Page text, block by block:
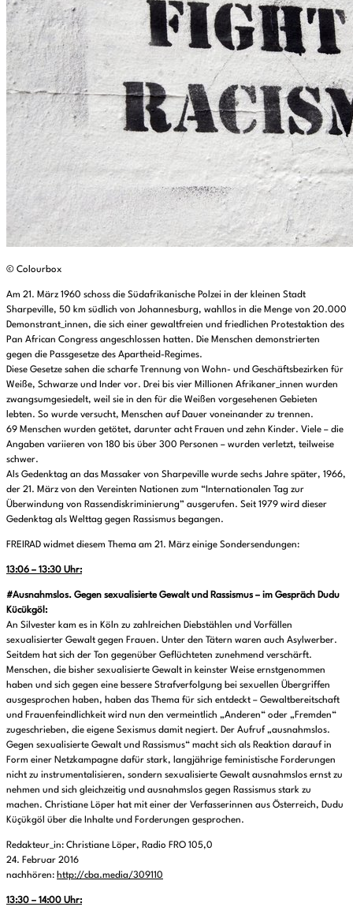
© Colourbox
Am 21. März 1960 schoss die Südafrikanische Polzei in der kleinen Stadt
Sharpeville, 50 km südlich von Johannesburg, wahllos in die Menge von 20.000
Demonstrant_innen, die sich einer gewaltfreien und friedlichen Protestaktion des
Pan African Congress angeschlossen hatten. Die Menschen demonstrierten
gegen die Passgesetze des Apartheid-Regimes.
Diese Gesetze sahen die scharfe Trennung von Wohn- und Geschäftsbezirken für
Weiße, Schwarze und Inder vor. Drei bis vier Millionen Afrikaner_innen wurden
zwangsumgesiedelt, weil sie in den für die Weißen vorgesehenen Gebieten
lebten. So wurde versucht, Menschen auf Dauer voneinander zu trennen.
69 Menschen wurden getötet, darunter acht Frauen und zehn Kinder. Viele – die
Angaben variieren von 180 bis über 300 Personen – wurden verletzt, teilweise
schwer.
Als Gedenktag an das Massaker von Sharpeville wurde sechs Jahre später, 1966,
der 21. März von den Vereinten Nationen zum “Internationalen Tag zur
Überwindung von Rassendiskriminierung” ausgerufen. Seit 1979 wird dieser
Gedenktag als Welttag gegen Rassismus begangen.
FREIRAD widmet diesem Thema am 21. März einige Sondersendungen:
13:06 – 13:30 Uhr:
#Ausnahmslos. Gegen sexualisierte Gewalt und Rassismus – im Gespräch Dudu
Kücükgöl:
An Silvester kam es in Köln zu zahlreichen Diebstählen und Vorfällen
sexualisierter Gewalt gegen Frauen. Unter den Tätern waren auch Asylwerber.
Seitdem hat sich der Ton gegenüber Geflüchteten zunehmend verschärft.
Menschen, die bisher sexualisierte Gewalt in keinster Weise ernstgenommen
haben und sich gegen eine bessere Strafverfolgung bei sexuellen Übergriffen
ausgesprochen haben, haben das Thema für sich entdeckt – Gewaltbereitschaft
und Frauenfeindlichkeit wird nun den vermeintlich „Anderen“ oder „Fremden“
zugeschrieben, die eigene Sexismus damit negiert. Der Aufruf „ausnahmslos.
Gegen sexualisierte Gewalt und Rassismus“ macht sich als Reaktion darauf in
Form einer Netzkampagne dafür stark, langjährige feministische Forderungen
nicht zu instrumentalisieren, sondern sexualisierte Gewalt ausnahmslos ernst zu
nehmen und sich gleichzeitig und ausnahmslos gegen Rassismus stark zu
machen. Christiane Löper hat mit einer der Verfasserinnen aus Österreich, Dudu
Küçükgöl über die Inhalte und Forderungen gesprochen.
Redakteur_in: Christiane Löper, Radio FRO 105,0
24. Februar 2016
nachhören: http://cba.media/309110
13:30 – 14:00 Uhr: